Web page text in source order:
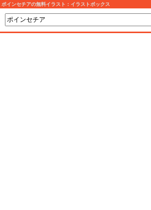
ポインセチアの無料イラスト：イラストボックス